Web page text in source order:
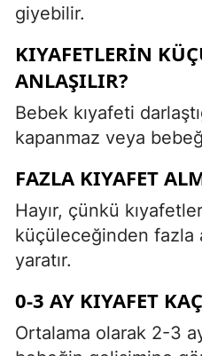
giyebilir.
KIYAFETLERIN
ANLAŞILIR?
Bebek kıyafeti
kapanmaz veya
FAZLA KIYAFET
Hayır, çünkü
küçüleceğinden fazla
yaratır.
0-3 AY KIYAFET
Ortalama olarak 2-3 ay